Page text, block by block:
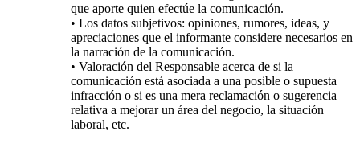
que aporte quien efectúe la comunicación.
• Los datos subjetivos: opiniones, rumores, ideas, y
apreciaciones que el informante considere necesarios en
la narración de la comunicación.
• Valoración del Responsable acerca de si la
comunicación está asociada a una posible o supuesta
infracción o si es una mera reclamación o sugerencia
relativa a mejorar un área del negocio, la situación
laboral, etc.